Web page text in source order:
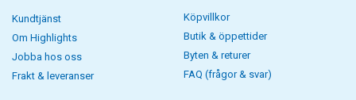
Kundtjänst
Om Highlights
Jobba hos oss
Frakt & leveranser
Köpvillkor
Butik & öppettider
Byten & returer
FAQ (frågor & svar)